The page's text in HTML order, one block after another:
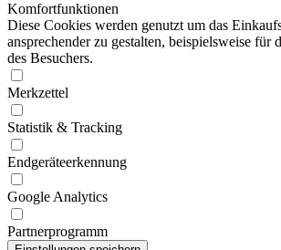
Komfortfunktionen
Diese Cookies werden genutzt um das
ansprechender zu gestalten, beispielsweise für
des Besuchers.
Merkzettel
Statistik & Tracking
Endgeräteerkennung
Google Analytics
Partnerprogramm